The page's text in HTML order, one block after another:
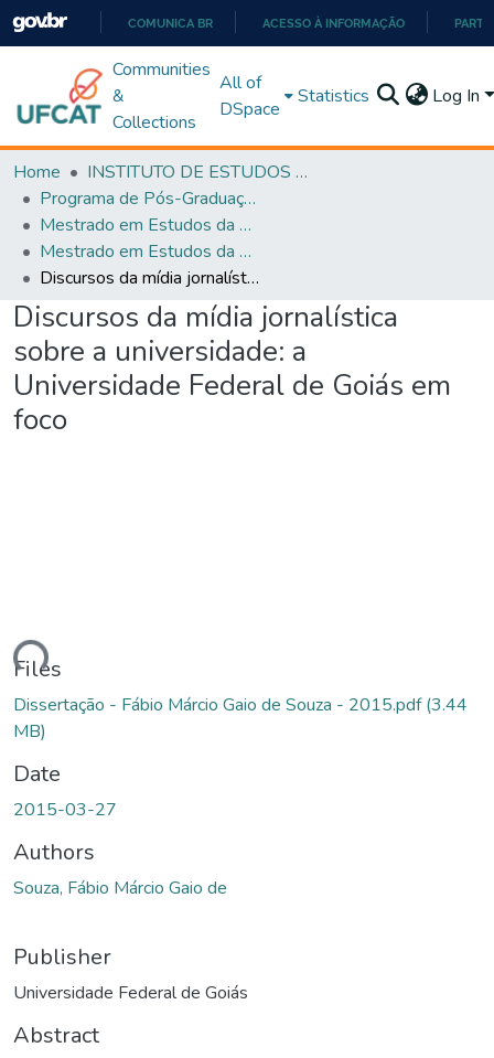
PARA
O
COMUNICA BR ACESSO À INFORMAÇÃO
Communities
&
Collections
All of
DSpace
Statistics Log In
Home
INSTITUTO DE ESTUDOS DA LINGUAGEM
Programa de Pós-Graduação em Estudos da Linguagem (PPGEL)
Mestrado em Estudos da Linguagem - PPGEL
Mestrado em Estudos da Linguagem - PPGEL
Discursos da mídia jornalística sobre a universidade: a Universidade Federal de Goiás em foco
Discursos da mídia jornalística
sobre a universidade: a
Universidade Federal de Goiás em
foco
Files
Dissertação - Fábio Márcio Gaio de Souza - 2015.pdf(3.44
MB)
Date
2015-03-27
Authors
Souza, Fábio Márcio Gaio de
Publisher
Universidade Federal de Goiás
Abstract